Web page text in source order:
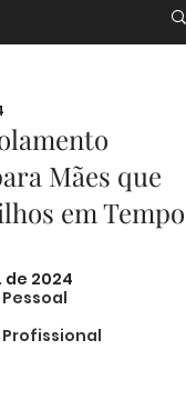
Mães que
em Tempo
de 2024
de 5 estrelas.